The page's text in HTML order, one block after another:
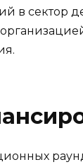
в сектор